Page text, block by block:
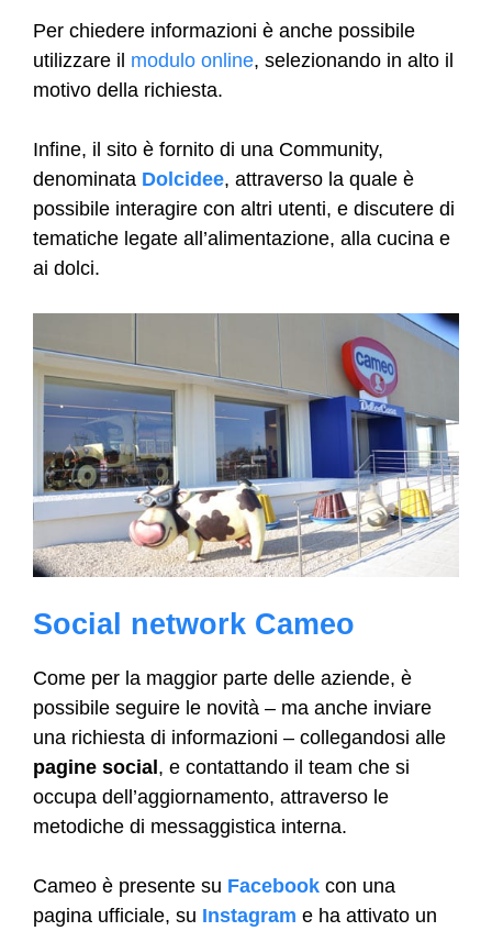
Per chiedere informazioni è anche possibile
utilizzare il modulo online, selezionando in alto il
motivo della richiesta.
Infine, il sito è fornito di una Community,
denominata Dolcidee, attraverso la quale è
possibile interagire con altri utenti, e discutere di
tematiche legate all’alimentazione, alla cucina e
ai dolci.
Social network Cameo
Come per la maggior parte delle aziende, è
possibile seguire le novità – ma anche inviare
una richiesta di informazioni – collegandosi alle
pagine social, e contattando il team che si
occupa dell’aggiornamento, attraverso le
metodiche di messaggistica interna.
Cameo è presente su Facebook con una
pagina ufficiale, su Instagram e ha attivato un